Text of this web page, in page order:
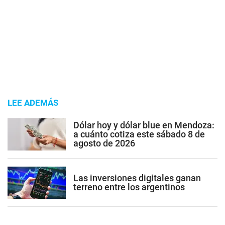
LEE ADEMÁS
Dólar hoy y dólar blue en Mendoza:
a cuánto cotiza este sábado 8 de
agosto de 2026
Las inversiones digitales ganan
terreno entre los argentinos